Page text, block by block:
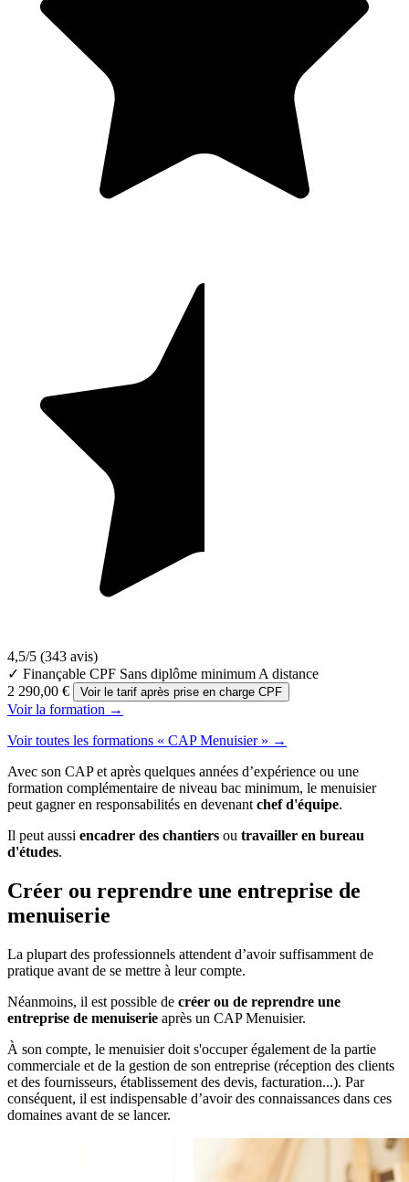
4,5/5 (343 avis)
✓ Finançable CPF Sans diplôme minimum A distance
2 290,00 €
Voir le tarif après prise en charge CPF
Voir la formation →
Voir toutes les formations « CAP Menuisier » →
Avec son CAP et après quelques années d’expérience ou une
formation complémentaire de niveau bac minimum, le menuisier
peut gagner en responsabilités en devenant chef d'équipe.
Il peut aussi encadrer des chantiers ou travailler en bureau
d'études.
Créer ou reprendre une entreprise de
menuiserie
La plupart des professionnels attendent d’avoir suffisamment de
pratique avant de se mettre à leur compte.
Néanmoins, il est possible de créer ou de reprendre une
entreprise de menuiserie après un CAP Menuisier.
À son compte, le menuisier doit s'occuper également de la partie
commerciale et de la gestion de son entreprise (réception des clients
et des fournisseurs, établissement des devis, facturation...). Par
conséquent, il est indispensable d’avoir des connaissances dans ces
domaines avant de se lancer.